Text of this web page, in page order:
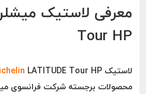
Tour HP
لاستیکLATITUDE Tour HP سایز 255/55R18
محصولات برجسته شرکت فرانسوی